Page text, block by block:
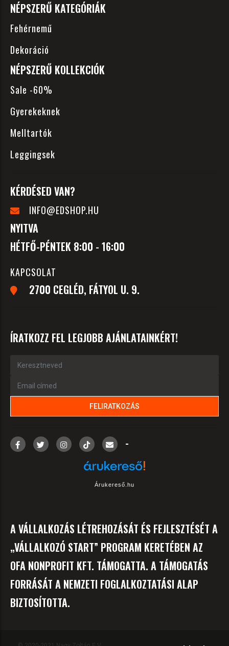
NÉPSZERŰ KATEGÓRIÁK
Fehérnemű
Dekoráció
NÉPSZERŰ KOLLEKCIÓK
Sale -60%
Gyerekeknek
Melltartók
Leggingsek
KÉRDÉSED VAN?
INFO@EDSHOP.HU
NYITVA
HÉTFŐ-PÉNTEK 8:00 - 16:00
KAPCSOLAT
2700 CEGLÉD, FÁTYOL U. 9.
ÍRATKOZZ FEL LEGJOBB AJÁNLATAINKÉRT!
-
Árukereső.hu
A VÁLLALKOZÁS LÉTREHOZÁSÁT ÉS FEJLESZTÉSÉT A
„VÁLLALKOZÓ START” PROGRAM KERETÉBEN AZ
OFA NONPROFIT KFT. TÁMOGATTA. A TÁMOGATÁS
FORRÁSÁT A NEMZETI FOGLALKOZTATÁSI ALAP
BIZTOSÍTOTTA.